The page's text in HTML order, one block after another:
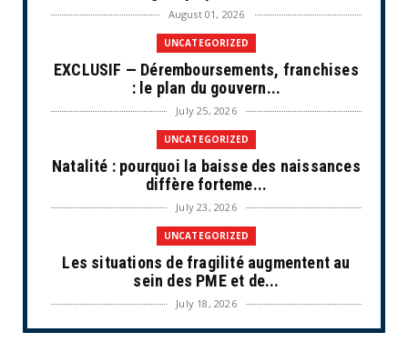
August 01, 2026
UNCATEGORIZED
EXCLUSIF — Déremboursements, franchises
: le plan du gouvern...
July 25, 2026
UNCATEGORIZED
Natalité : pourquoi la baisse des naissances
diffère forteme...
July 23, 2026
UNCATEGORIZED
Les situations de fragilité augmentent au
sein des PME et de...
July 18, 2026
ECONOMIE